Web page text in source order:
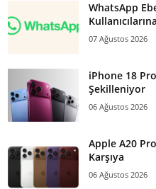
WhatsApp
07 Ağustos 2026
iPhone 18
Şekilleniyor
06 Ağustos 2026
Apple A20
Karşıya
06 Ağustos 2026